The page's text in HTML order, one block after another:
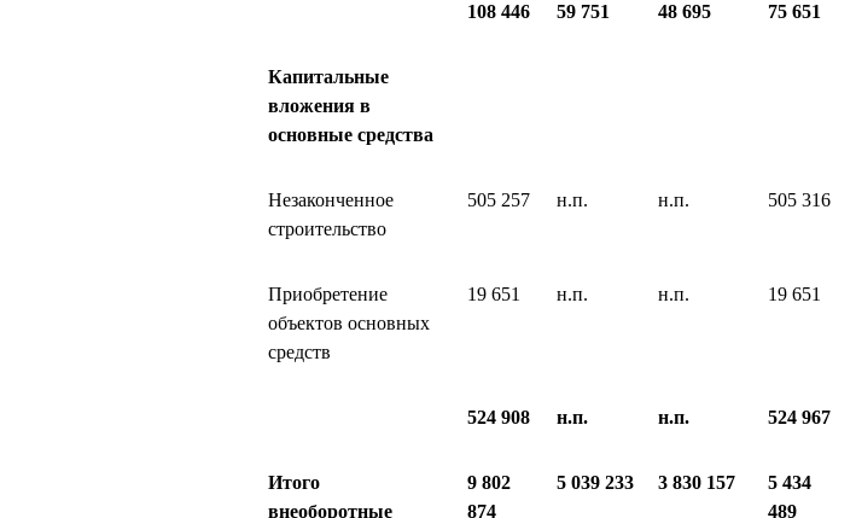
108 446 59 751 48 695 75 651
Капитальные
вложения в
основные средства
Незаконченное
строительство
505 257 н.п. н.п. 505 316
Приобретение
объектов основных
средств
19 651 н.п. н.п. 19 651
524 908 н.п. н.п. 524 967
Итого
внеоборотные
9 802
874
5 039 233 3 830 157
5 434
489